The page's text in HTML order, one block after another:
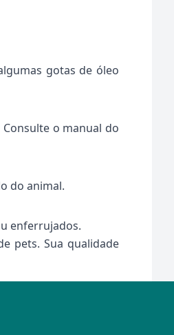
gotas de óleo
o manual do
do animal.
enferrujados.
pets. Sua qualidade